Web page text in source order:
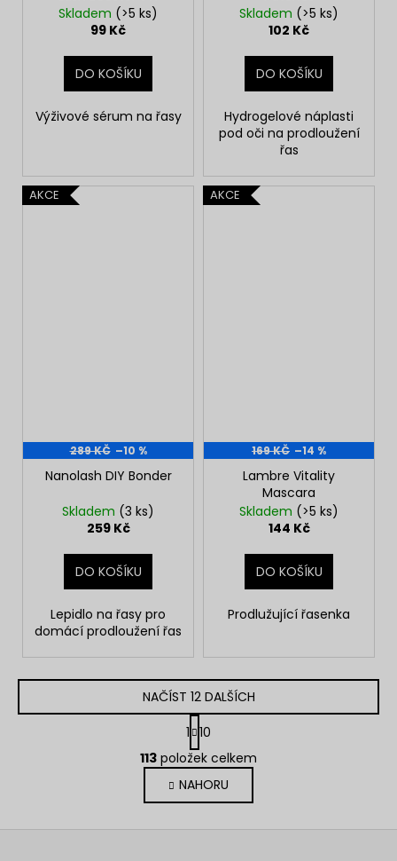
Skladem (>5 ks)
99 Kč
DO KOŠÍKU
Výživové sérum na řasy
Skladem (>5 ks)
102 Kč
DO KOŠÍKU
Hydrogelové náplasti
pod oči na prodloužení
řas
AKCE
289 KČ –10 %
Nanolash DIY Bonder
Skladem (3 ks)
259 Kč
DO KOŠÍKU
Lepidlo na řasy pro
domácí prodloužení řas
AKCE
169 KČ –14 %
Lambre Vitality
Mascara
Skladem (>5 ks)
144 Kč
DO KOŠÍKU
Prodlužující řasenka
O
v
l
á
d
NAČÍST 12 DALŠÍCH
S
t
r
á
n
k
o
1 10
113 položek celkem
NAHORU